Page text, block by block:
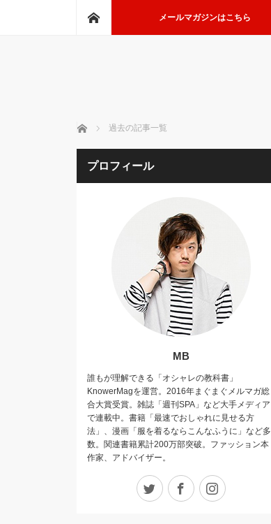
メールマガジンはこちら
ホーム 過去の記事一覧
プロフィール
MB
誰もが理解できる「オシャレの教科書」
KnowerMagを運営。2016年まぐまぐメルマガ総
合大賞受賞。雑誌「週刊SPA」など大手メディア
で連載中。書籍「最速でおしゃれに見せる方
法」、漫画「服を着るならこんなふうに」など多
数。関連書籍累計200万部突破。ファッション本
作家、アドバイザー。
Twitter Facebook